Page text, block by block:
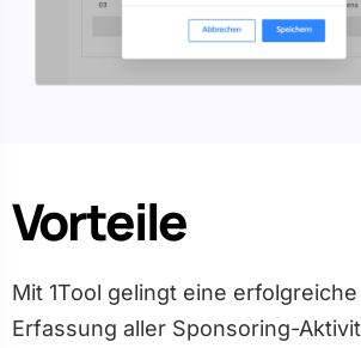
Vorteile
Mit 1Tool gelingt eine erfolgreiche
Erfassung aller Sponsoring-